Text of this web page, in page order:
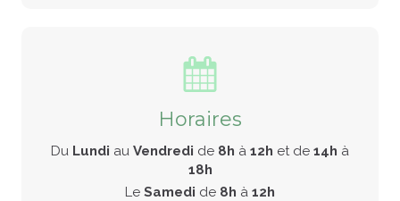
Horaires
Du Lundi au Vendredi de 8h à 12h et de 14h à
18h
Le Samedi de 8h à 12h